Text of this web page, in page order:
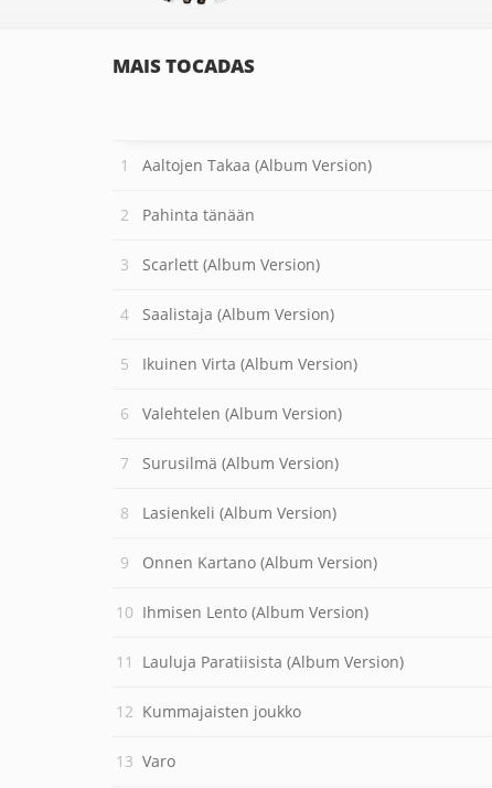
MAIS TOCADAS
Aaltojen Takaa (Album Version)
Pahinta tänään
Scarlett (Album Version)
Saalistaja (Album Version)
Ikuinen Virta (Album Version)
Valehtelen (Album Version)
Surusilmä (Album Version)
Lasienkeli (Album Version)
Onnen Kartano (Album Version)
Ihmisen Lento (Album Version)
Lauluja Paratiisista (Album Version)
Kummajaisten joukko
Varo